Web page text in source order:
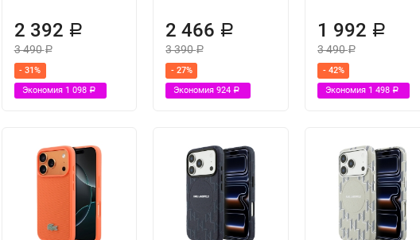
2 392 Р
3 490Р
- 31%
Экономия 1 098 Р
2 466 Р
3 390Р
- 27%
Экономия924Р
1 992 Р
3 490Р
- 42%
Экономия 1 498Р